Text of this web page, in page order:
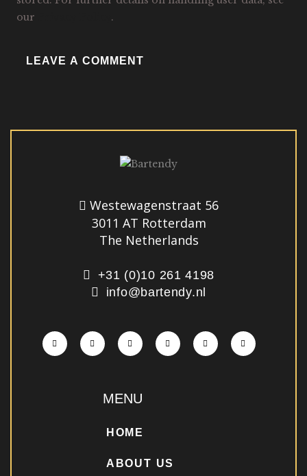
our
.
Westewagenstraat 56
3011 AT Rotterdam
The Netherlands
+31 (0)10 261 4198
info@bartendy.nl
MENU
HOME
ABOUT US